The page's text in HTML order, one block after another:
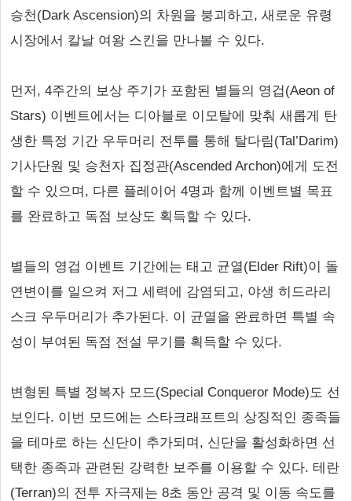
승천(Dark Ascension)의 차원을 붕괴하고, 새로운 유령
시장에서 칼날 여왕 스킨을 만나볼 수 있다.
먼저, 4주간의 보상 주기가 포함된 별들의 영겁(Aeon of
Stars) 이벤트에서는 디아블로 이모탈에 맞춰 새롭게 탄
생한 특정 기간 우두머리 전투를 통해 탈다림(Tal’Darim)
기사단원 및 승천자 집정관(Ascended Archon)에게 도전
할 수 있으며, 다른 플레이어 4명과 함께 이벤트별 목표
를 완료하고 독점 보상도 획득할 수 있다.
별들의 영겁 이벤트 기간에는 태고 균열(Elder Rift)이 돌
연변이를 일으켜 저그 세력에 감염되고, 야생 히드라리
스크 우두머리가 추가된다. 이 균열을 완료하면 특별 속
성이 부여된 독점 전설 무기를 획득할 수 있다.
변형된 특별 정복자 모드(Special Conqueror Mode)도 선
보인다. 이번 모드에는 스타크래프트의 상징적인 종족들
을 테마로 하는 신단이 추가되며, 신단을 활성화하면 선
택한 종족과 관련된 강력한 보주를 이용할 수 있다. 테란
(Terran)의 전투 자극제는 8초 동안 공격 및 이동 속도를